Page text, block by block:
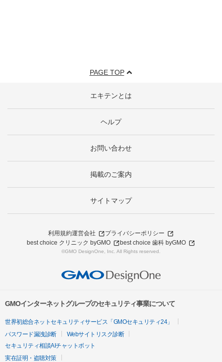
PAGE TOP
エキテンとは
ヘルプ
お問い合わせ
掲載のご案内
サイトマップ
利用規約運営会社
プライバシーポリシー
best choice クリニック byGMO
best choice 歯科 byGMO
©GMO DesignOne, Inc. All Rights reserved.
GMOインターネットグループのセキュリティ事業について
世界初総合ネットセキュリティサービス「GMOセキュリティ24」
パスワード漏洩診断
Webサイトリスク診断
セキュリティ相談AIチャットボット
実在証明・盗聴対策